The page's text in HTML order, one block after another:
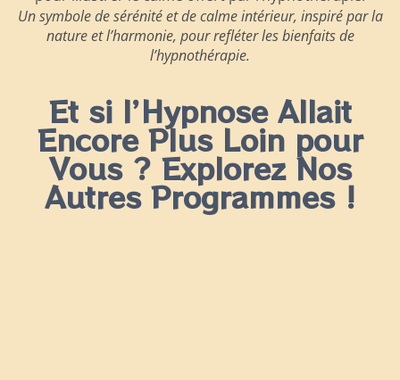
Un symbole de sérénité et de calme intérieur, inspiré par la
nature et l’harmonie, pour refléter les bienfaits de
l’hypnothérapie.
Et si l’Hypnose Allait
Encore Plus Loin pour
Vous ? Explorez Nos
Autres Programmes !